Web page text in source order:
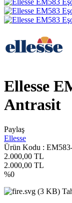
Ellesse
Antrasit
Paylaş
Ellesse
Ürün Kodu :
2.000,00 TL
2.000,00 TL
%0